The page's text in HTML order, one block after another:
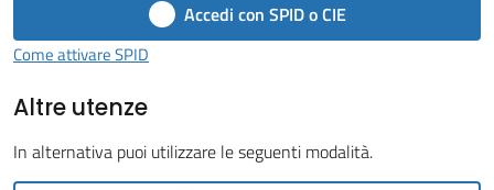
Amministrazione
Trasparente
Accedi con SPID o CIE
Come attivare SPID
Altre utenze
In alternativa puoi utilizzare le seguenti modalità.